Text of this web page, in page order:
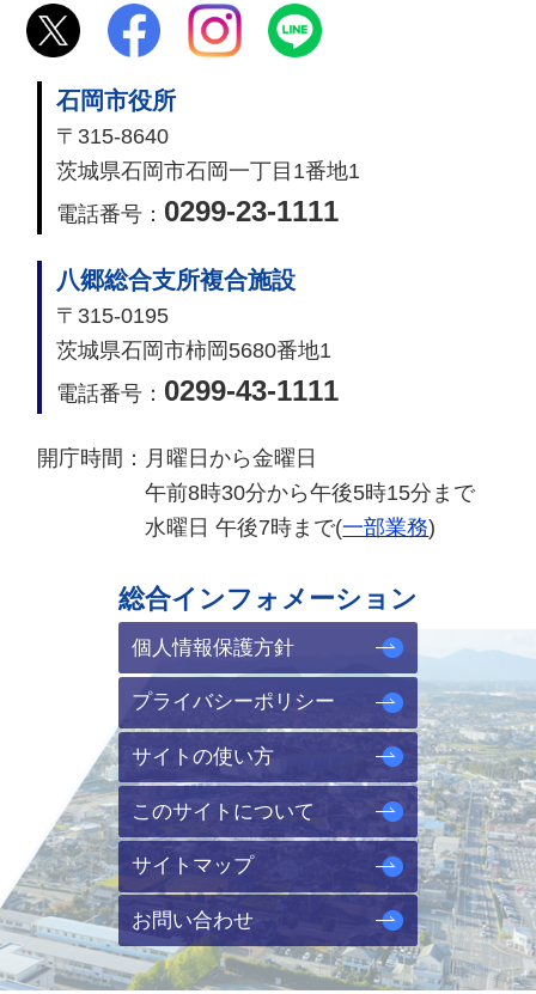
石岡市役所
〒315-8640
茨城県石岡市石岡一丁目1番地1
電話番号： 0299-23-1111
八郷総合支所複合施設
〒315-0195
茨城県石岡市柿岡5680番地1
電話番号： 0299-43-1111
開庁時間： 月曜日から金曜日
午前8時30分から午後5時15分まで
水曜日 午後7時まで(一部業務)
総合インフォメーション
個人情報保護方針
プライバシーポリシー
サイトの使い方
このサイトについて
サイトマップ
お問い合わせ